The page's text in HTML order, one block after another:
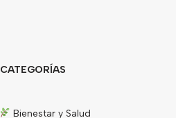
CATEGORÍAS
Bienestar y Salud